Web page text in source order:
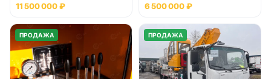
11 500 000 ₽ 6 500 000 ₽
ПРОДАЖА ПРОДАЖА